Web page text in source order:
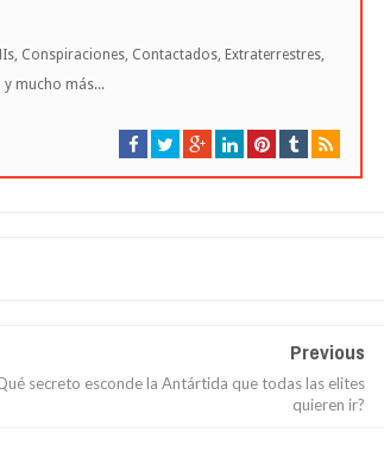
Conspiraciones, Contactados, Extraterrestres,
y mucho más...
Previous
secreto esconde la Antártida que todas las elites
quieren ir?